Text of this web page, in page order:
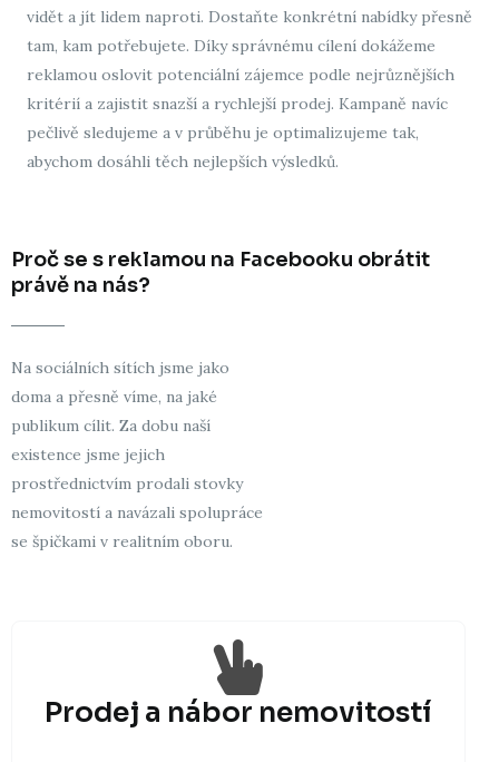
vidět a jít lidem naproti. Dostaňte konkrétní nabídky přesně
tam, kam potřebujete. Díky správnému cílení dokážeme
reklamou oslovit potenciální zájemce podle nejrůznějších
kritérií a zajistit snazší a rychlejší prodej. Kampaně navíc
pečlivě sledujeme a v průběhu je optimalizujeme tak,
abychom dosáhli těch nejlepších výsledků.
Proč se s reklamou na Facebooku obrátit
právě na nás?
Na sociálních sítích jsme jako
doma a přesně víme, na jaké
publikum cílit. Za dobu naší
existence jsme jejich
prostřednictvím prodali stovky
nemovitostí a navázali spolupráce
se špičkami v realitním oboru.
Prodej a nábor nemovitostí